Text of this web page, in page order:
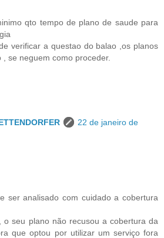
qto tempo de plano de saude para
verificar a questao do balao ,os planos
se neguem como proceder.
22 de janeiro de
ser analisado com cuidado a cobertura
o seu plano não recusou a cobertura da
que optou por utilizar um serviço fora